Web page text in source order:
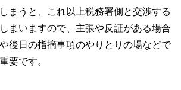
まうと、これ以上税務署側と交渉する
まいますので、主張や反証がある場合
後日の指摘事項のやりとりの場などで
要です。